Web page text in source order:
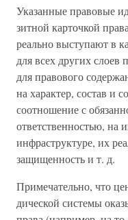
Указанные правовые
зитной карточкой
реально выступают в
для всех других слоев
для правово­го
на характер, состав и
соотношение с
ответственностью, на
инфраструктуре, их
защищенность и т. д.
Примечательно, что
дической системы